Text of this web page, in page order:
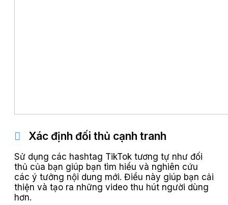
Xác định đối thủ cạnh tranh
Sử dụng các hashtag TikTok tương tự như đối
thủ của bạn giúp bạn tìm hiểu và nghiên cứu
các ý tưởng nội dung mới. Điều này giúp bạn cải
thiện và tạo ra những video thu hút người dùng
hơn.